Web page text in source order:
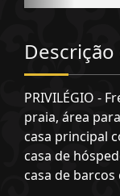
Descrição
PRIVILÉGIO -
praia, área
casa principal
casa de
casa de